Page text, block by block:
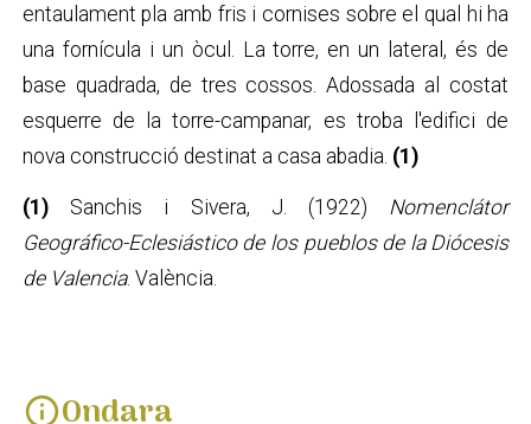
entaulament pla amb fris i cornises sobre el qual hi ha
una fornícula i un òcul. La torre, en un lateral, és de
base quadrada, de tres cossos. Adossada al costat
esquerre de la torre-campanar, es troba l'edifici de
nova construcció destinat a casa abadia. (1)
(1)Sanchis i Sivera, J. (1922) Nomenclátor
Geográfico-Eclesiástico de los pueblos de la Diócesis
de Valencia. València.
info